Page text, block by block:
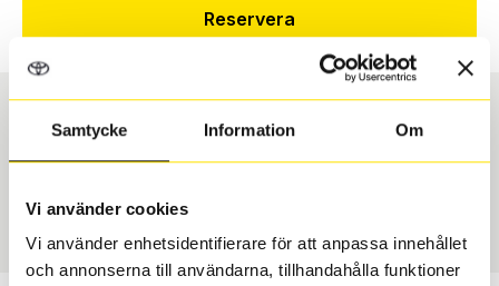
Samtycke Information Om
Vi använder cookies
Vi använder enhetsidentifierare för att anpassa innehållet
och annonserna till användarna, tillhandahålla funktioner
Reservera
Däcktyp
USA, 4x4
Däckstorlek
295/35 R 21 107Y
2568